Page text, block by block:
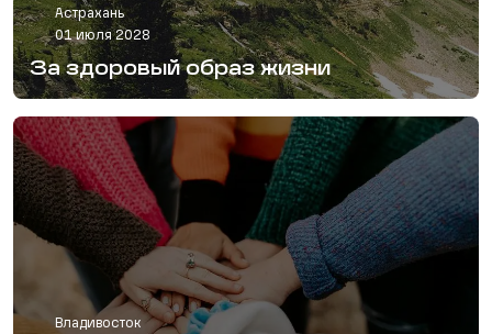
Астрахань
01 июля 2028
За здоровый образ жизни
Владивосток